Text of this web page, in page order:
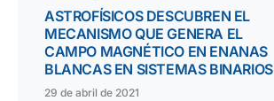
ASTROFÍSICOS DESCUBREN EL
MECANISMO QUE GENERA EL
CAMPO MAGNÉTICO EN ENANAS
BLANCAS EN SISTEMAS BINARIOS
29 de abril de 2021